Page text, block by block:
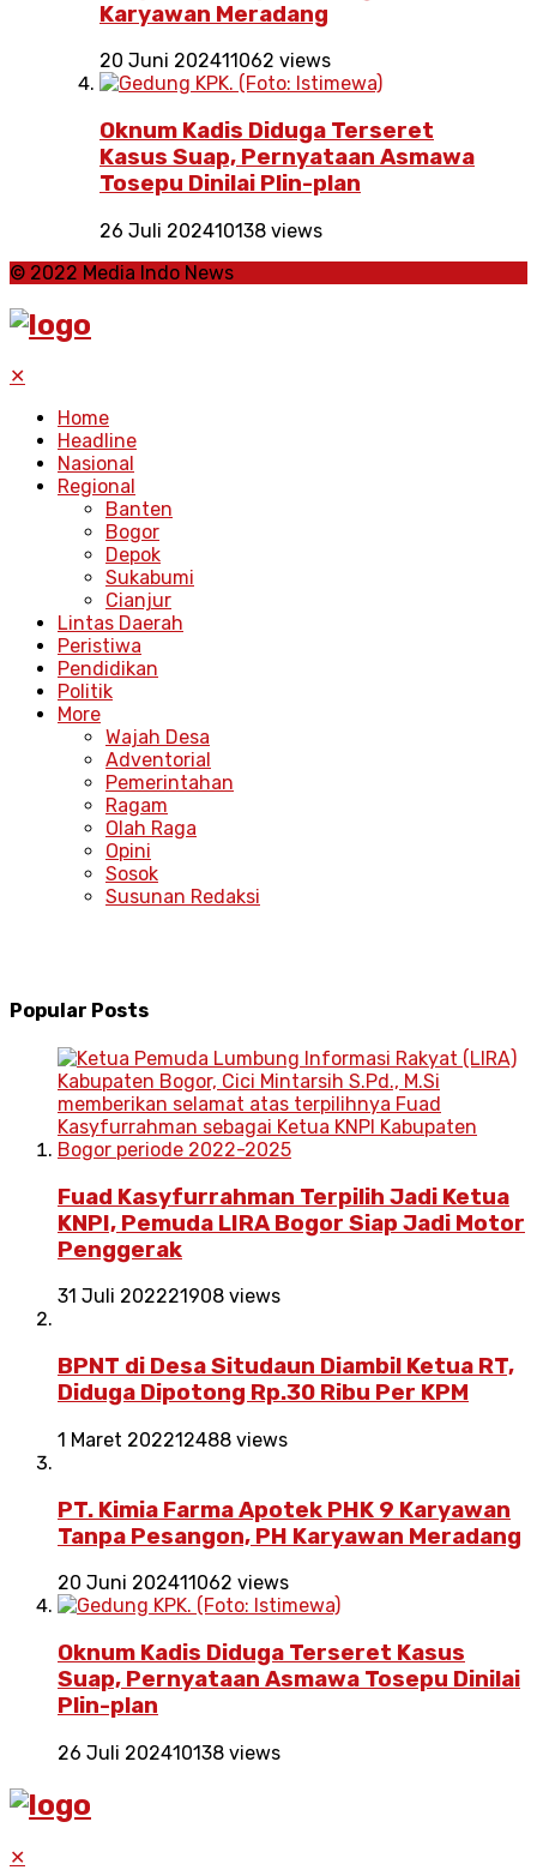
Karyawan Meradang
20 Juni 202411062 views
Oknum Kadis Diduga Terseret
Kasus Suap, Pernyataan Asmawa
Tosepu Dinilai Plin-plan
26 Juli 202410138 views
© 2022 Media Indo News
✕
Home
Headline
Nasional
Regional
Banten
Bogor
Depok
Sukabumi
Cianjur
Lintas Daerah
Peristiwa
Pendidikan
Politik
More
Wajah Desa
Adventorial
Pemerintahan
Ragam
Olah Raga
Opini
Sosok
Susunan Redaksi
Popular Posts
Fuad Kasyfurrahman Terpilih Jadi Ketua
KNPI, Pemuda LIRA Bogor Siap Jadi Motor
Penggerak
31 Juli 202221908 views
BPNT di Desa Situdaun Diambil Ketua RT,
Diduga Dipotong Rp.30 Ribu Per KPM
1 Maret 202212488 views
PT. Kimia Farma Apotek PHK 9 Karyawan
Tanpa Pesangon, PH Karyawan Meradang
20 Juni 202411062 views
Oknum Kadis Diduga Terseret Kasus
Suap, Pernyataan Asmawa Tosepu Dinilai
Plin-plan
26 Juli 202410138 views
✕